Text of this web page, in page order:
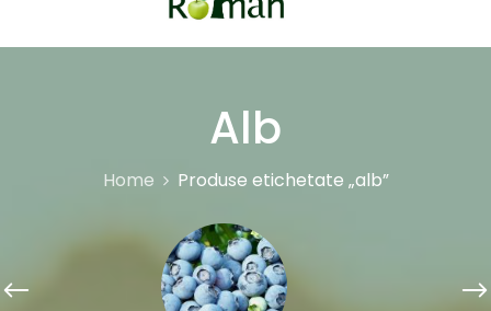
Alb
Home Produse etichetate „alb”